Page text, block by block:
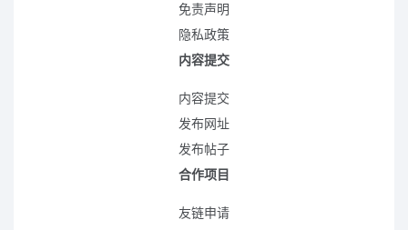
免责声明
隐私政策
内容提交
内容提交
发布网址
发布帖子
合作项目
友链申请